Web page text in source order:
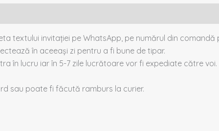
textului invitației pe WhatsApp, pe numărul din comandă
în aceeași zi pentru a fi bune de tipar.
în lucru iar în 5-7 zile lucrătoare vor fi expediate către voi.
sau poate fi făcută ramburs la curier.